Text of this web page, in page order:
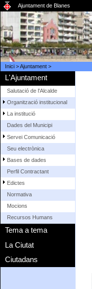
Ajuntament de Blanes
Inici>Ajuntament>
L'Ajuntament
Salutació de l'Alcalde
Organització institucional
La institució
Dades del Municipi
Servei Comunicació
Seu electrònica
Bases de dades
Perfil Contractant
Edictes
Normativa
Mocions
Recursos Humans
Tema a tema
La Ciutat
Ciutadans